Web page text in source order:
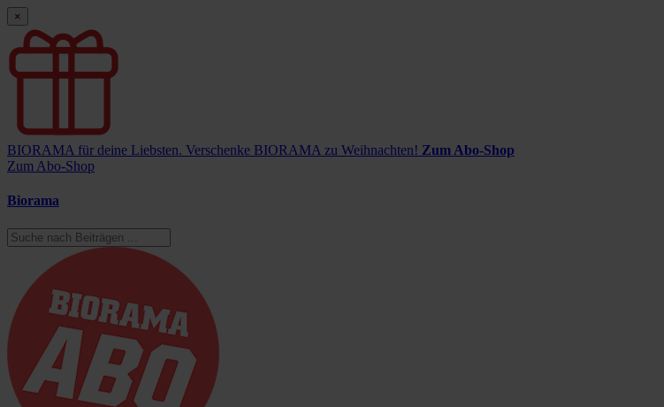
×
BIORAMA für deine Liebsten. Verschenke BIORAMA zu Weihnachten! Zum Abo-Shop
Zum Abo-Shop
Biorama